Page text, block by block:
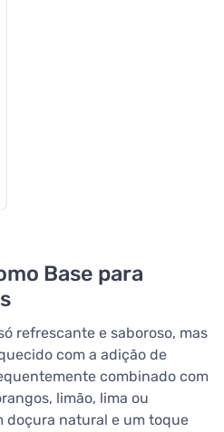
Base para
refrescante e saboroso, mas
com a adição de
combinado com
limão, lima ou
doçura natural e um toque